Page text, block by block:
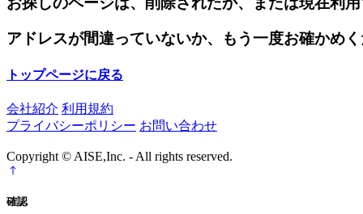
アドレスが間違っていないか、もう一度お確かめ
トップページに戻る
会社紹介 利用規約
プライバシーポリシー お問い合わせ
Copyright © AISE,Inc. - All rights reserved.
確認